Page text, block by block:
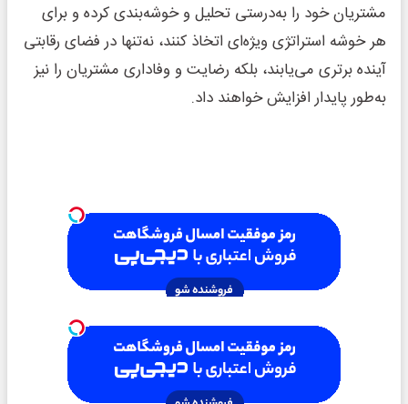
مشتریان خود را به‌درستی تحلیل و خوشه‌بندی کرده و برای
هر خوشه استراتژی ویژه‌ای اتخاذ کنند، نه‌تنها در فضای رقابتی
آینده برتری می‌یابند، بلکه رضایت و وفاداری مشتریان را نیز
به‌طور پایدار افزایش خواهند داد.